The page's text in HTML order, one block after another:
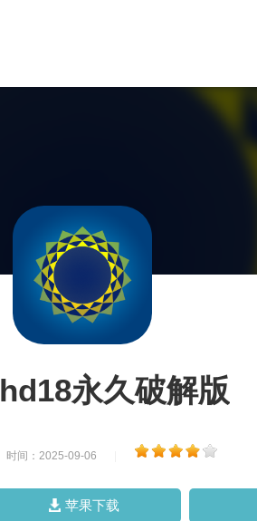
永久破解版
时间：2025-09-06
苹果下载